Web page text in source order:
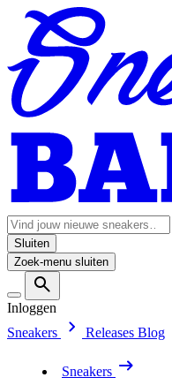
Sluiten
Zoek-menu sluiten
Inloggen
Sneakers
Releases Blog
Sneakers